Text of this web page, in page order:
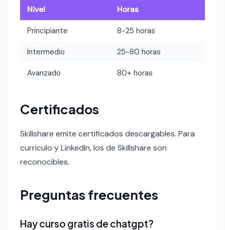
Nivel Horas
Principiante 8-25 horas
Intermedio 25-80 horas
Avanzado 80+ horas
Certificados
Skillshare emite certificados descargables. Para
curriculo y LinkedIn, los de Skillshare son
reconocibles.
Preguntas frecuentes
Hay curso gratis de chatgpt?